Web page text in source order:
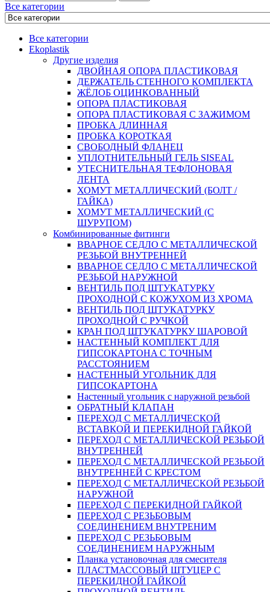
Все категории
Все категории
Ekoplastik
Другие изделия
ДВОЙНАЯ ОПОРА ПЛАСТИКОВАЯ
ДЕРЖАТЕЛЬ СТЕННОГО КОМПЛЕКТА
ЖЁЛОБ ОЦИНКОВАННЫЙ
ОПОРА ПЛАСТИКОВАЯ
ОПОРА ПЛАСТИКОВАЯ С ЗАЖИМОМ
ПРОБКА ДЛИННАЯ
ПРОБКА КОРОТКАЯ
СВОБОДНЫЙ ФЛАНЕЦ
УПЛОТНИТЕЛЬНЫЙ ГЕЛЬ SISEAL
УТЕСНИТЕЛЬНАЯ ТЕФЛОНОВАЯ
ЛЕНТА
ХОМУТ МЕТАЛЛИЧЕСКИЙ (БОЛТ /
ГАЙКА)
ХОМУТ МЕТАЛЛИЧЕСКИЙ (С
ШУРУПОМ)
Комбинированные фитинги
ВВАРНОЕ СЕДЛО С МЕТАЛЛИЧЕСКОЙ
РЕЗЬБОЙ ВНУТРЕННЕЙ
ВВАРНОЕ СЕДЛО С МЕТАЛЛИЧЕСКОЙ
РЕЗЬБОЙ НАРУЖНОЙ
ВЕНТИЛЬ ПОД ШТУКАТУРКУ
ПРОХОДНОЙ С КОЖУХОМ ИЗ ХРОМА
ВЕНТИЛЬ ПОД ШТУКАТУРКУ
ПРОХОДНОЙ С РУЧКОЙ
КРАН ПОД ШТУКАТУРКУ ШАРОВОЙ
НАСТЕННЫЙ КОМПЛЕКТ ДЛЯ
ГИПСОКАРТОНA С ТОЧНЫМ
РАССТОЯНИЕМ
НАСТЕННЫЙ УГОЛЬНИК ДЛЯ
ГИПСОКАРТОНА
Настенный угольник с наружной резьбой
ОБРАТНЫЙ КЛАПАН
ПЕРЕХОД С МЕТАЛЛИЧЕСКОЙ
ВСТАВКОЙ И ПЕРЕКИДНОЙ ГАЙКОЙ
ПЕРЕХОД С МЕТАЛЛИЧЕСКОЙ РЕЗЬБОЙ
ВНУТРЕННЕЙ
ПЕРЕХОД С МЕТАЛЛИЧЕСКОЙ РЕЗЬБОЙ
ВНУТРЕННЕЙ С КРЕСТОМ
ПЕРЕХОД С МЕТАЛЛИЧЕСКОЙ РЕЗЬБОЙ
НАРУЖНОЙ
ПЕРЕХОД С ПЕРЕКИДНОЙ ГАЙКОЙ
ПЕРЕХОД С РЕЗЬБОВЫМ
СОЕДИНЕНИЕМ ВНУТРЕНИМ
ПЕРЕХОД С РЕЗЬБОВЫМ
СОЕДИНЕНИЕМ НАРУЖНЫМ
Планка установочная для смесителя
ПЛАСТМАССОВЫЙ ШТУЦЕР С
ПЕРЕКИДНОЙ ГАЙКОЙ